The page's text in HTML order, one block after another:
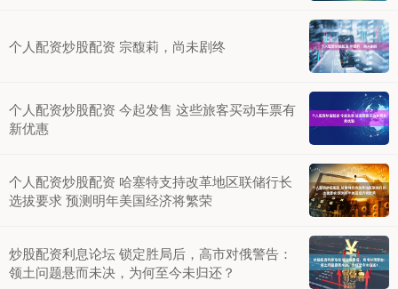
个人配资炒股配资 宗馥莉，尚未剧终
个人配资炒股配资 今起发售 这些旅客买动车票有
新优惠
个人配资炒股配资 哈塞特支持改革地区联储行长
选拔要求 预测明年美国经济将繁荣
炒股配资利息论坛 锁定胜局后，高市对俄警告：
领土问题悬而未决，为何至今未归还？